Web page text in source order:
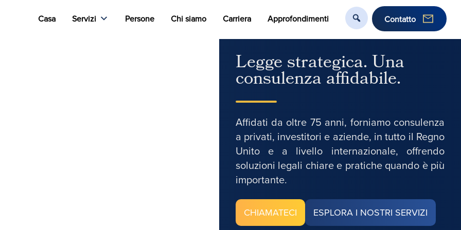
Casa Servizi Persone Chi siamo Carriera Approfondimenti Contatto
Legge strategica. Una
consulenza affidabile.
Affidati da oltre 75 anni, forniamo consulenza
a privati, investitori e aziende, in tutto il Regno
Unito e a livello internazionale, offrendo
soluzioni legali chiare e pratiche quando è più
importante.
CHIAMATECI ESPLORA I NOSTRI SERVIZI